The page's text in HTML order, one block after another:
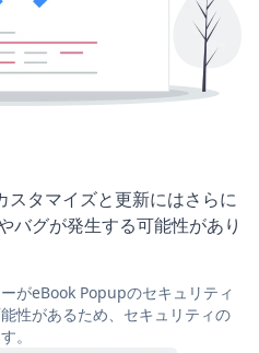
タマイズと更新にはさらに
バグが発生する可能性があり
がeBook Popupのセキュリティ
性があるため、セキュリティの
。